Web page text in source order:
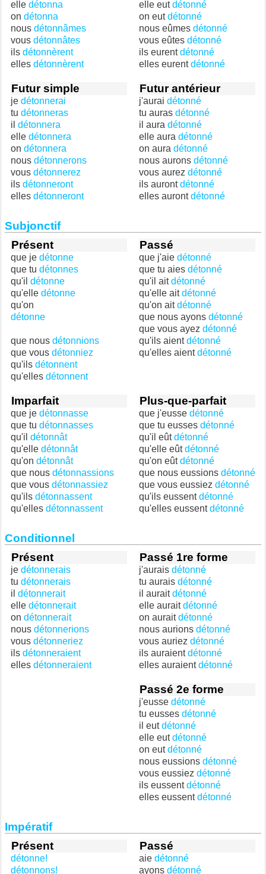
elle détonna
on détonna
nous détonnâmes
vous détonnâtes
ils détonnèrent
elles détonnèrent
elle eutdétonné
on eutdétonné
nous eûmes détonné
vous eûtes détonné
ils eurentdétonné
elles eurentdétonné
Futur simple
je détonnerai
tu détonneras
il détonnera
elle détonnera
on détonnera
nous détonnerons
vous détonnerez
ils détonneront
elles détonneront
Futur antérieur
j'aurai détonné
tu auras détonné
il aura détonné
elle aura détonné
on aura détonné
nous aurons détonné
vous aurez détonné
ils aurontdétonné
elles aurontdétonné
Subjonctif
Présent
que je détonne
que tu détonnes
qu'il détonne
qu'elle détonne
qu'on
détonne
que nous détonnions
que vous détonniez
qu'ils détonnent
qu'elles détonnent
Passé
que j'aie détonné
que tu aies détonné
qu'il aitdétonné
qu'elle aitdétonné
qu'on aitdétonné
que nous ayons détonné
que vous ayez détonné
qu'ils aientdétonné
qu'elles aientdétonné
Imparfait
que je détonnasse
que tu détonnasses
qu'il détonnât
qu'elle détonnât
qu'on détonnât
que nous détonnassions
que vous détonnassiez
qu'ils détonnassent
qu'elles détonnassent
Plus-que-parfait
que j'eusse détonné
que tu eusses détonné
qu'il eûtdétonné
qu'elle eûtdétonné
qu'on eûtdétonné
que nous eussions détonné
que vous eussiez détonné
qu'ils eussentdétonné
qu'elles eussentdétonné
Conditionnel
Présent
je détonnerais
tu détonnerais
il détonnerait
elle détonnerait
on détonnerait
nous détonnerions
vous détonneriez
ils détonneraient
elles détonneraient
Passé 1re forme
j'aurais détonné
tu aurais détonné
il auraitdétonné
elle auraitdétonné
on auraitdétonné
nous aurions détonné
vous auriez détonné
ils auraientdétonné
elles auraientdétonné
Passé 2e forme
j'eusse détonné
tu eusses détonné
il eutdétonné
elle eutdétonné
on eutdétonné
nous eussions détonné
vous eussiez détonné
ils eussentdétonné
elles eussentdétonné
Impératif
Présent
détonne!
détonnons!
Passé
aie détonné
ayons détonné